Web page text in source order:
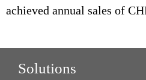
achieved annual sales of
Solutions